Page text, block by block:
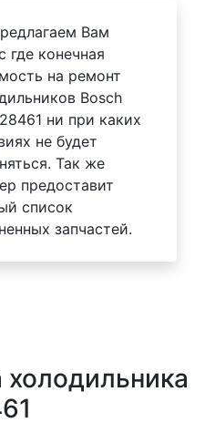
Вам
где конечная
на ремонт
Bosch
ни при каких
не будет
Так же
предоставит
список
запчастей.